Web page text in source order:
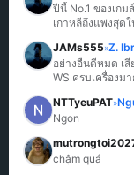
ปีนี้ No.1 ของเก
เกาหลีถึงแพงสุดใ
JAMs555»Z.
อย่างอื่นดีหมด เสี
WS ครบเครื่องม
NTTyeuPAT»
Ngon
chậm quá